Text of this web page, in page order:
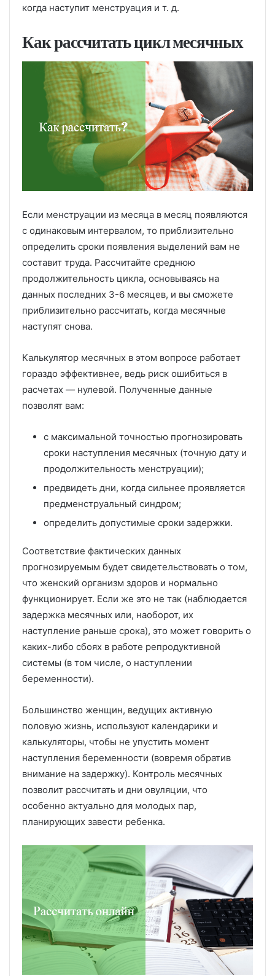
когда наступит менструация и т. д.
Как рассчитать цикл месячных
Если менструации из месяца в месяц появляются
с одинаковым интервалом, то приблизительно
определить сроки появления выделений вам не
составит труда. Рассчитайте среднюю
продолжительность цикла, основываясь на
данных последних 3-6 месяцев, и вы сможете
приблизительно рассчитать, когда месячные
наступят снова.
Калькулятор месячных в этом вопросе работает
гораздо эффективнее, ведь риск ошибиться в
расчетах — нулевой. Полученные данные
позволят вам:
с максимальной точностью прогнозировать
сроки наступления месячных (точную дату и
продолжительность менструации);
предвидеть дни, когда сильнее проявляется
предменструальный синдром;
определить допустимые сроки задержки.
Соответствие фактических данных
прогнозируемым будет свидетельствовать о том,
что женский организм здоров и нормально
функционирует. Если же это не так (наблюдается
задержка месячных или, наоборот, их
наступление раньше срока), это может говорить о
каких-либо сбоях в работе репродуктивной
системы (в том числе, о наступлении
беременности).
Большинство женщин, ведущих активную
половую жизнь, используют календарики и
калькуляторы, чтобы не упустить момент
наступления беременности (вовремя обратив
внимание на задержку). Контроль месячных
позволит рассчитать и дни овуляции, что
особенно актуально для молодых пар,
планирующих завести ребенка.